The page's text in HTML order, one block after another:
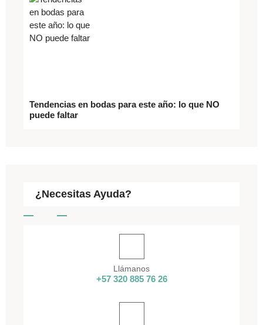
Tendencias en bodas para este año: lo que NO
puede faltar
¿Necesitas Ayuda?
Llámanos
+57 320 885 76 26